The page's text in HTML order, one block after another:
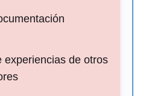
experiencias de otros